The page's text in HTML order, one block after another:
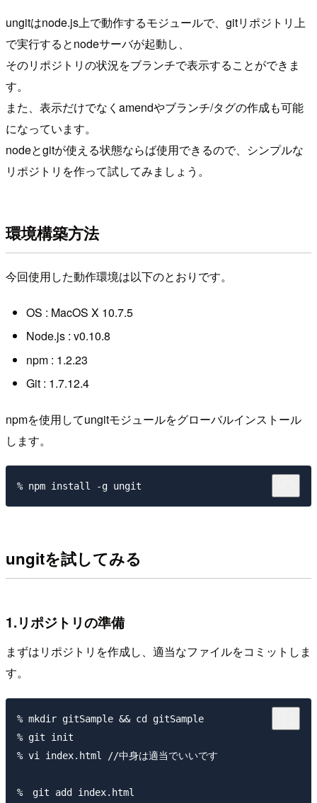
ungitはnode.js上で動作するモジュールで、gitリポジトリ上
で実行するとnodeサーバが起動し、
そのリポジトリの状況をブランチで表示することができま
す。
また、表示だけでなくamendやブランチ/タグの作成も可能
になっています。
nodeとgitが使える状態ならば使用できるので、シンプルな
リポジトリを作って試してみましょう。
環境構築方法
今回使用した動作環境は以下のとおりです。
OS : MacOS X 10.7.5
Node.js : v0.10.8
npm : 1.2.23
Git : 1.7.12.4
npmを使用してungitモジュールをグローバルインストール
します。
ungitを試してみる
1.リポジトリの準備
まずはリポジトリを作成し、適当なファイルをコミットしま
す。
% mkdir gitSample && cd gitSample
% git init
% vi index.html //中身は適当でいいです
%　git add index.html